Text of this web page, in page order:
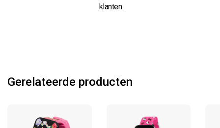
klanten.
Gerelateerde producten